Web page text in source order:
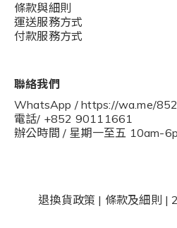
條款與細則
運送服務方式
付款服務方式
聯絡我們
WhatsApp / https://wa.me/
電話/ +852 90111661
辦公時間 / 星期一至五 10am-
退換貨政策 | 條款及細則 |